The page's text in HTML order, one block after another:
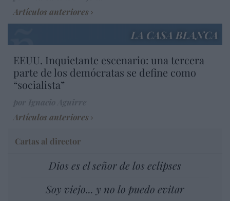
Artículos anteriores
LA CASA BLANCA
EEUU. Inquietante escenario: una tercera
parte de los demócratas se define como
“socialista”
Artículos anteriores
Cartas al director
Dios es el señor de los eclipses
Soy viejo... y no lo puedo evitar